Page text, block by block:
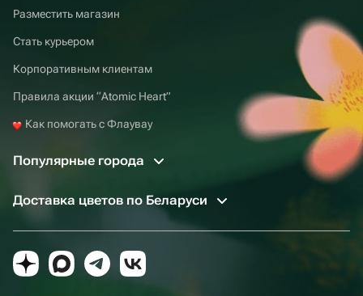
Разместить магазин
Стать курьером
Корпоративным клиентам
Правила акции “Atomic Heart”
Как помогать с Флаувау
Популярные города
Доставка цветов по Беларуси